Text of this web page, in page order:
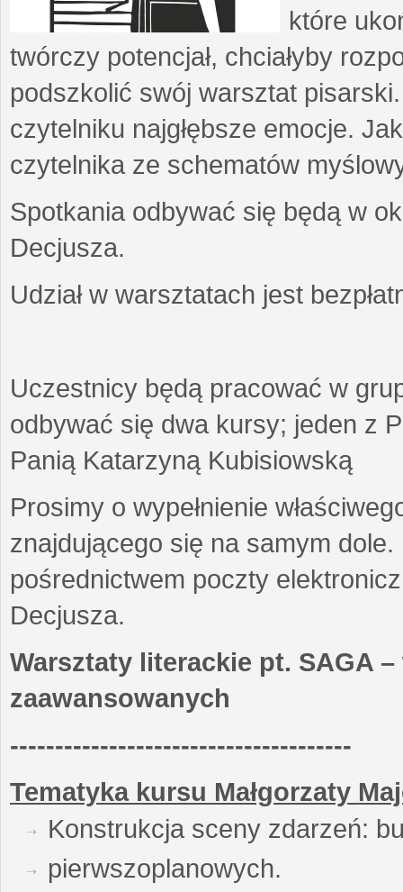
które
twórczy potencjał, chciałyby
podszkolić swój warsztat
czytelniku najgłębsze emocje.
czytelnika ze schematów
Spotkania odbywać się będą w
Decjusza.
Udział w warsztatach jest
Uczestnicy będą pracować w
odbywać się dwa kursy; jeden z
Panią Katarzyną Kubisiowską
Prosimy o wypełnienie
znajdującego się na samym
pośrednictwem poczty
Decjusza.
Warsztaty literackie pt. SAGA
zaawansowanych
--------------------------------------
Tematyka kursu Małgorzaty
Konstrukcja sceny zdarzeń:
pierwszoplanowych.